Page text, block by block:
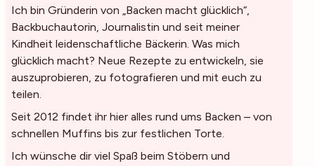
Ich bin Gründerin von „Backen macht glücklich“,
Backbuchautorin, Journalistin und seit meiner
Kindheit leidenschaftliche Bäckerin. Was mich
glücklich macht? Neue Rezepte zu entwickeln, sie
auszuprobieren, zu fotografieren und mit euch zu
teilen.
Seit 2012 findet ihr hier alles rund ums Backen – von
schnellen Muffins bis zur festlichen Torte.
Ich wünsche dir viel Spaß beim Stöbern und